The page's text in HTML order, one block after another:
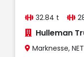
32.84 t
Hulleman
Marknesse,